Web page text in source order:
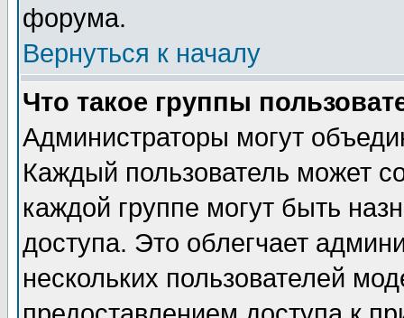
форума.
Вернуться к началу
Что такое группы
Администраторы могут
Каждый пользователь может
каждой группе могут быть
доступа. Это облегчает
нескольких пользователей